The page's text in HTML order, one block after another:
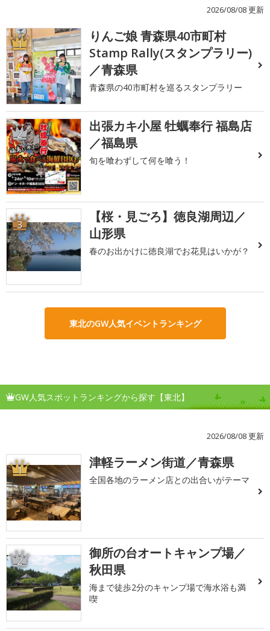
2026/08/08 更新
1
りんご娘 青森県40市町村
Stamp Rally(スタンプラリー)
／青森県
青森県の40市町村を巡るスタンプラリー
2
出張カキ小屋 牡蠣奉行 福島店
／福島県
旬を喰わずして何を喰う！
3
【桜・見ごろ】徳良湖周辺／
山形県
春のお出かけに徳良湖でお花見はいかが？
東北のGW人気イベントランキング
GW人気スポットランキングから探す【東北】
2026/08/08 更新
1 津軽ラーメン街道／青森県
全国各地のラーメン店との出合いがテーマ
2
御所の台オートキャンプ場／
秋田県
海まで徒歩2分のキャンプ場で海水浴も満
喫